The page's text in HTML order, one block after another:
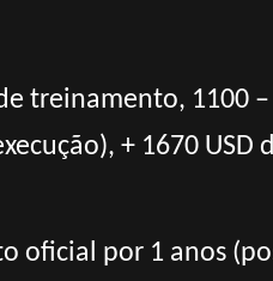
treinamento, 1100
+ 1670
oficial por 1 anos